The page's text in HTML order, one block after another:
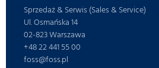
Sprzedaż & Serwis (Sales & Service)
Ul. Osmańska 14
02-823 Warszawa
+48 22 441 55 00
foss@foss.pl